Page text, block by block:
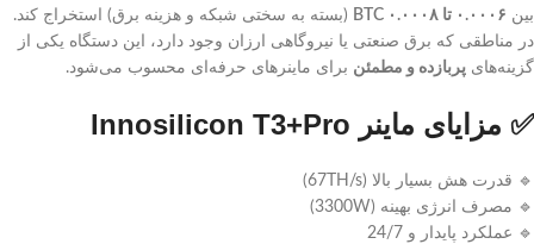
بین ۰.۰۰۰۶ تا ۰.۰۰۰۸ BTC
(بسته به سختی شبکه و هزینه برق) استخراج کند.
در مناطقی که برق صنعتی یا نیروگاهی ارزان وجود دارد، این دستگاه یکی از
گزینه‌های پربازده و مطمئن برای ماینرهای حرفه‌ای محسوب می‌شود.
✅ مزایای ماینر Innosilicon T3+Pro
🔹 قدرت هش بسیار بالا (67TH/s)
🔹 مصرف انرژی بهینه (3300W)
🔹 عملکرد پایدار و 24/7